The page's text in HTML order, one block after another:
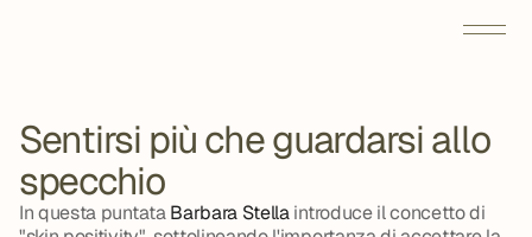
Sentirsi più che guardarsi allo
specchio
In questa puntata Barbara Stella introduce il concetto di